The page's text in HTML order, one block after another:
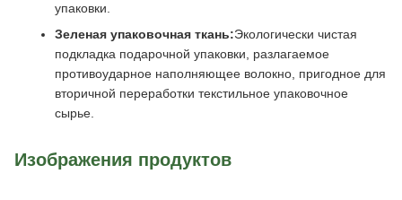
упаковки.
Зеленая упаковочная ткань:Экологически чистая
подкладка подарочной упаковки, разлагаемое
противоударное наполняющее волокно, пригодное для
вторичной переработки текстильное упаковочное
сырье.
Изображения продуктов